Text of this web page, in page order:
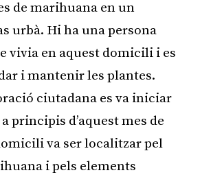
de marihuana en un
urbà. Hi ha una persona
vivia en aquest domicili i es
i mantenir les plantes.
ciutadana es va iniciar
principis d’aquest mes de
va ser localitzar pel
i pels elements